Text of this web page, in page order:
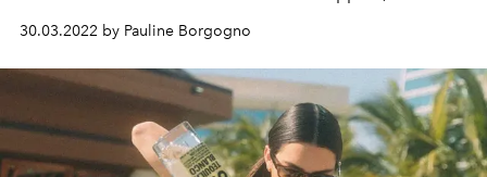
tel qu'un mocktail qui n'en a pas l'air...
30.03.2022 by Pauline Borgogno